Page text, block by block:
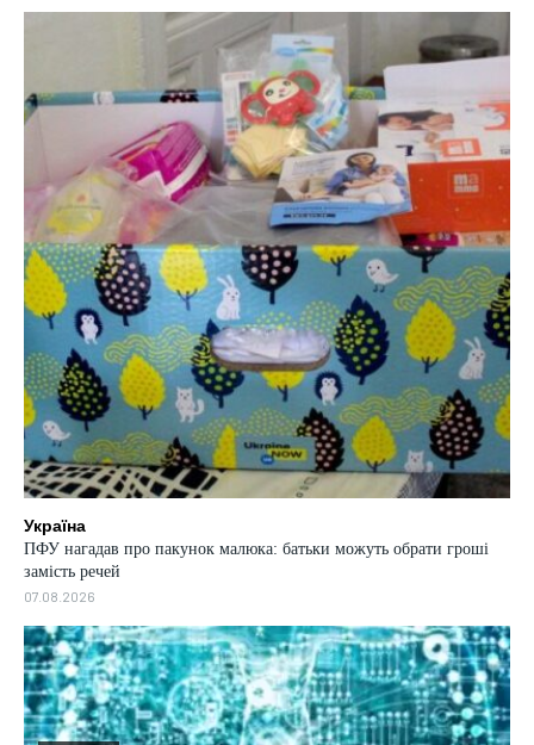
Україна
ПФУ нагадав про пакунок малюка: батьки можуть обрати гроші
замість речей
07.08.2026